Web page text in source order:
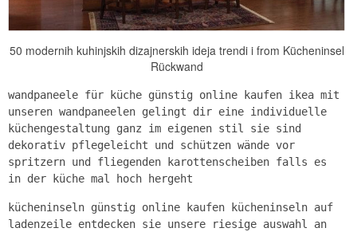
50 modernih kuhinjskih dizajnerskih ideja trendi i from Kücheninsel
Rückwand
wandpaneele für küche günstig online kaufen ikea mit
unseren wandpaneelen gelingt dir eine individuelle
küchengestaltung ganz im eigenen stil sie sind
dekorativ pflegeleicht und schützen wände vor
spritzern und fliegenden karottenscheiben falls es
in der küche mal hoch hergeht
kücheninseln günstig online kaufen kücheninseln auf
ladenzeile entdecken sie unsere riesige auswahl an